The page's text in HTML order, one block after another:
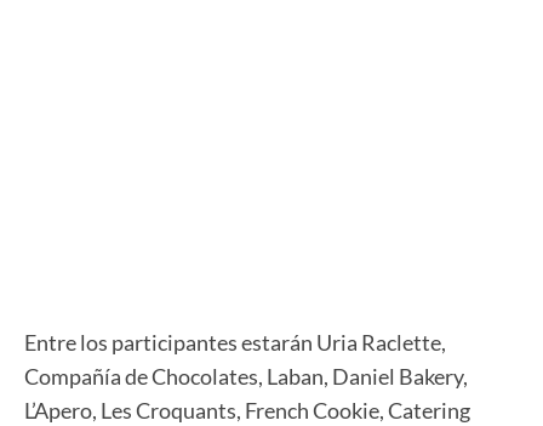
Entre los participantes estarán Uria Raclette,
Compañía de Chocolates, Laban, Daniel Bakery,
L’Apero, Les Croquants, French Cookie, Catering